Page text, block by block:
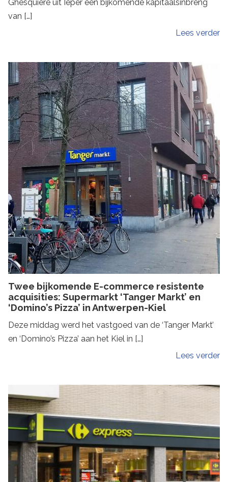
Ghesquiere uit Ieper een bijkomende kapitaalsinbreng
van […]
Lees verder
Twee bijkomende E-commerce resistente
acquisities: Supermarkt ‘Tanger Markt’ en
‘Domino’s Pizza’ in Antwerpen-Kiel
Deze middag werd het vastgoed van de ‘Tanger Markt’
en ‘Domino’s Pizza’ aan het Kiel in […]
Lees verder